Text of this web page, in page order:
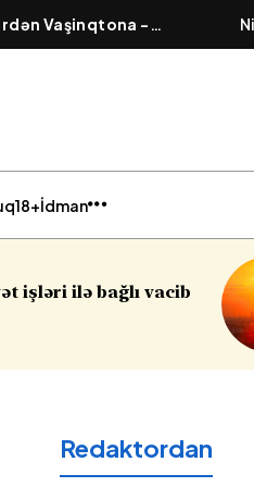
Vaşinqtona -
xəritəsi cızılır”..
18+İdman
havası açıqlanıb
Redaktordan